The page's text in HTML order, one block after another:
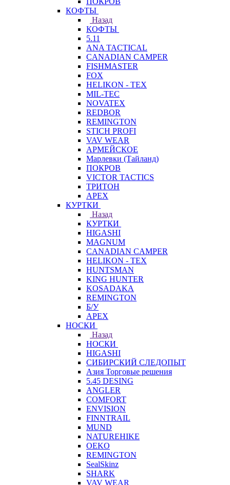
КОФТЫ
Назад
КОФТЫ
5.11
ANA TACTICAL
CANADIAN CAMPER
FISHMASTER
FOX
HELIKON - TEX
MIL-TEC
NOVATEX
REDBOR
REMINGTON
STICH PROFI
VAV WEAR
АРМЕЙСКОЕ
Марлевки (Тайланд)
ПОКРОВ
VICTOR TACTICS
ТРИТОН
APEX
КУРТКИ
Назад
КУРТКИ
HIGASHI
MAGNUM
CANADIAN CAMPER
HELIKON - TEX
HUNTSMAN
KING HUNTER
KOSADAKA
REMINGTON
Б/У
APEX
НОСКИ
Назад
НОСКИ
HIGASHI
СИБИРСКИЙ СЛЕДОПЫТ
Азия Торговые решения
5.45 DESING
ANGLER
COMFORT
ENVISION
FINNTRAIL
MUND
NATUREHIKE
OEKO
REMINGTON
SealSkinz
SHARK
VAV WEAR